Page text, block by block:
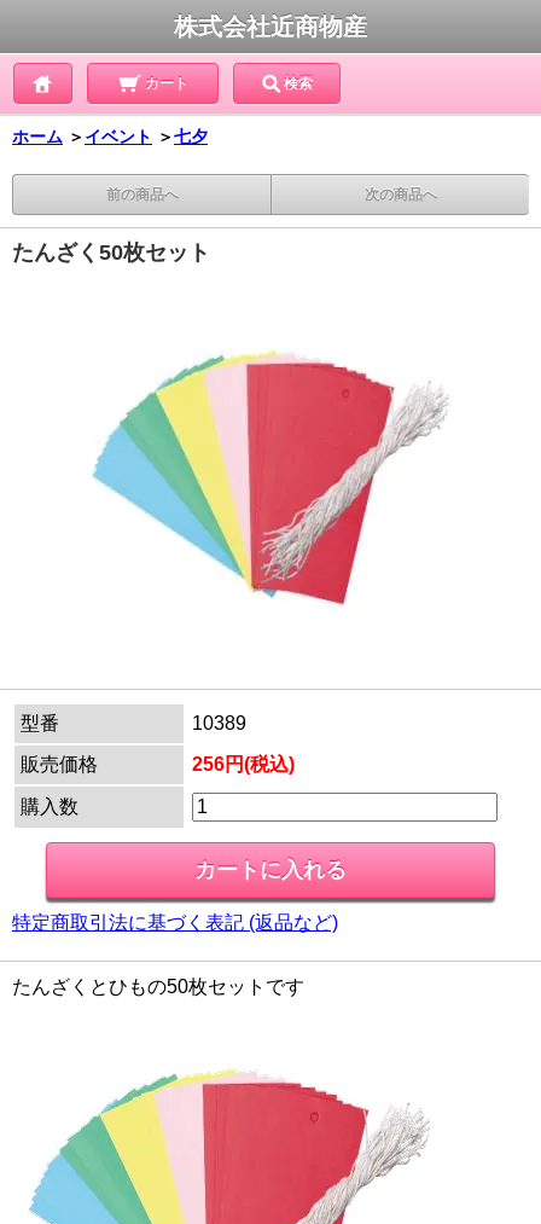
株式会社近商物産
カート 検索
ホーム ＞ イベント ＞七夕
前の商品へ 次の商品へ
たんざく50枚セット
型番
10389
販売価格
256円(税込)
購入数
特定商取引法に基づく表記 (返品など)
たんざくとひもの50枚セットです